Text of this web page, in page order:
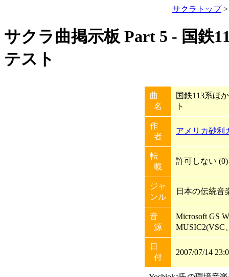
サクラトップ
サクラ曲掲示板 Part 5 - 国鉄
テスト
曲
名
国鉄113系ほ
ト
作
者
アメリカ砂利
転
載
許可しない (0)
ジャ
ンル
日本の伝統音
音
源
Microsoft GS
MUSIC2(VSC
日
付
2007/07/14